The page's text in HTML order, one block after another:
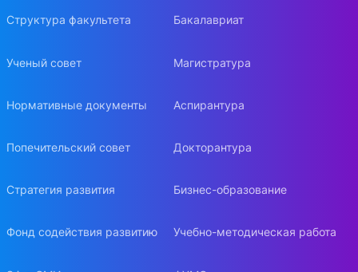
Структура факультета
Ученый совет
Нормативные документы
Попечительский совет
Стратегия развития
Фонд содействия развитию
Бакалавриат
Магистратура
Аспирантура
Докторантура
Бизнес-образование
Учебно-методическая работа